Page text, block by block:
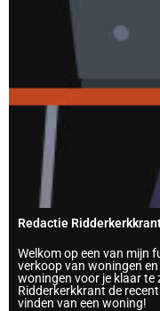
Redactie
Welkom op een van mijn
verkoop van woningen
woningen voor je klaar te
Ridderkerkkrant de
vinden van een woning!